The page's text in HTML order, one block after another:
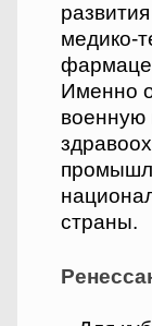
медико-
Именно
военную
страны.